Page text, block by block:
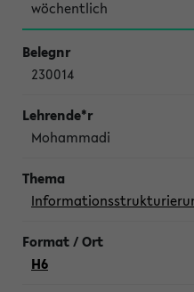
wöchentlich
230014
Mohammadi
H6